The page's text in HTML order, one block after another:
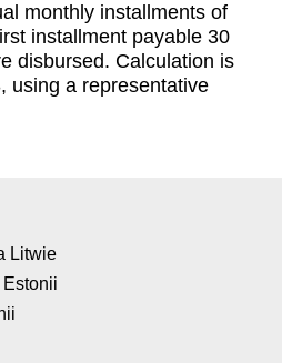
monthly installments of
installment payable 30
disbursed. Calculation is
using a representative
Litwie